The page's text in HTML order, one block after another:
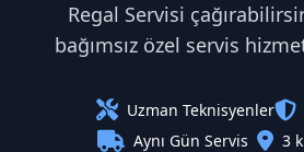
Regal Servisi
bağımsız özel servis
Uzman Teknisyenler
Aynı Gün Servis
3